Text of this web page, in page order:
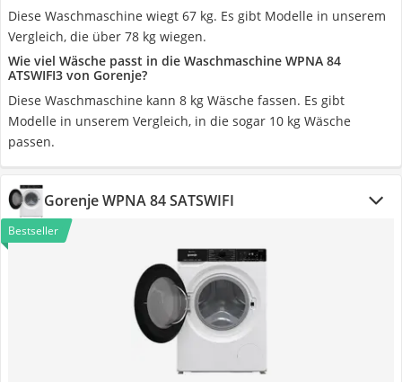
Diese Waschmaschine wiegt 67 kg. Es gibt Modelle in unserem
Vergleich, die über 78 kg wiegen.
Wie viel Wäsche passt in die Waschmaschine WPNA 84
ATSWIFI3 von Gorenje?
Diese Waschmaschine kann 8 kg Wäsche fassen. Es gibt
Modelle in unserem Vergleich, in die sogar 10 kg Wäsche
passen.
Gorenje WPNA 84 SATSWIFI
Bestseller